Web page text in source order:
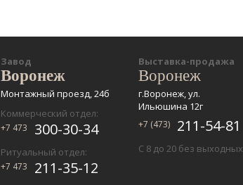
Завод
Воронеж
Монтажный проезд, 24б
Коммерческий отдел:
+7 473 300-30-34
Ритуальный отдел:
+7 473 211-35-12
Выставка-продажа
Воронеж
г.Воронеж, ул.
Ильюшина 12г
+7 (473) 211-54-81
С 8 до 20 без выходных